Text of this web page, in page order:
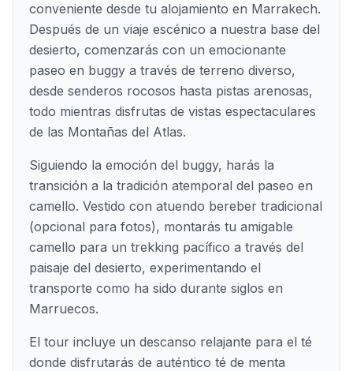
conveniente desde tu alojamiento en Marrakech.
Después de un viaje escénico a nuestra base del
desierto, comenzarás con un emocionante
paseo en buggy a través de terreno diverso,
desde senderos rocosos hasta pistas arenosas,
todo mientras disfrutas de vistas espectaculares
de las Montañas del Atlas.
Siguiendo la emoción del buggy, harás la
transición a la tradición atemporal del paseo en
camello. Vestido con atuendo bereber tradicional
(opcional para fotos), montarás tu amigable
camello para un trekking pacífico a través del
paisaje del desierto, experimentando el
transporte como ha sido durante siglos en
Marruecos.
El tour incluye un descanso relajante para el té
donde disfrutarás de auténtico té de menta